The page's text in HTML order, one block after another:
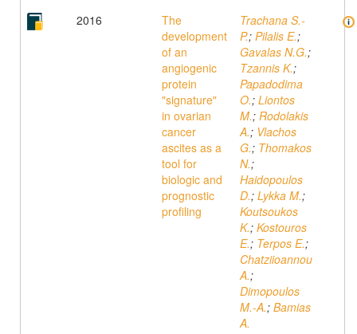
2016
The
development
of an
angiogenic
protein
"signature"
in ovarian
cancer
ascites as a
tool for
biologic and
prognostic
profiling
Trachana S.-
P.; Pilalis E.;
Gavalas N.G.;
Tzannis K.;
Papadodima
O.; Liontos
M.; Rodolakis
A.; Vlachos
G.; Thomakos
N.;
Haidopoulos
D.; Lykka M.;
Koutsoukos
K.; Kostouros
E.; Terpos E.;
Chatziioannou
A.;
Dimopoulos
M.-A.; Bamias
A.